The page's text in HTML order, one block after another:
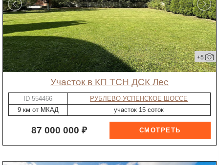
+5
участок в КП ТСН ДСК Лес
ID-554466
РУБЛЕВО-УСПЕНСКОЕ ШОССЕ
9 км от МКАД
участок 15 соток
87 000 000 ₽